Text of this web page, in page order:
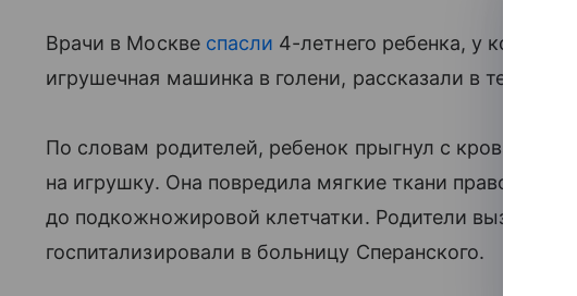
Врачи в Москве спасли 4-летнего ребенка, у
игрушечная машинка в голени, рассказали в
По словам родителей, ребенок прыгнул с кровати и
на игрушку. Она повредила мягкие ткани правой
до подкожножировой клетчатки. Родители вызвали
госпитализировали в больницу Сперанского.